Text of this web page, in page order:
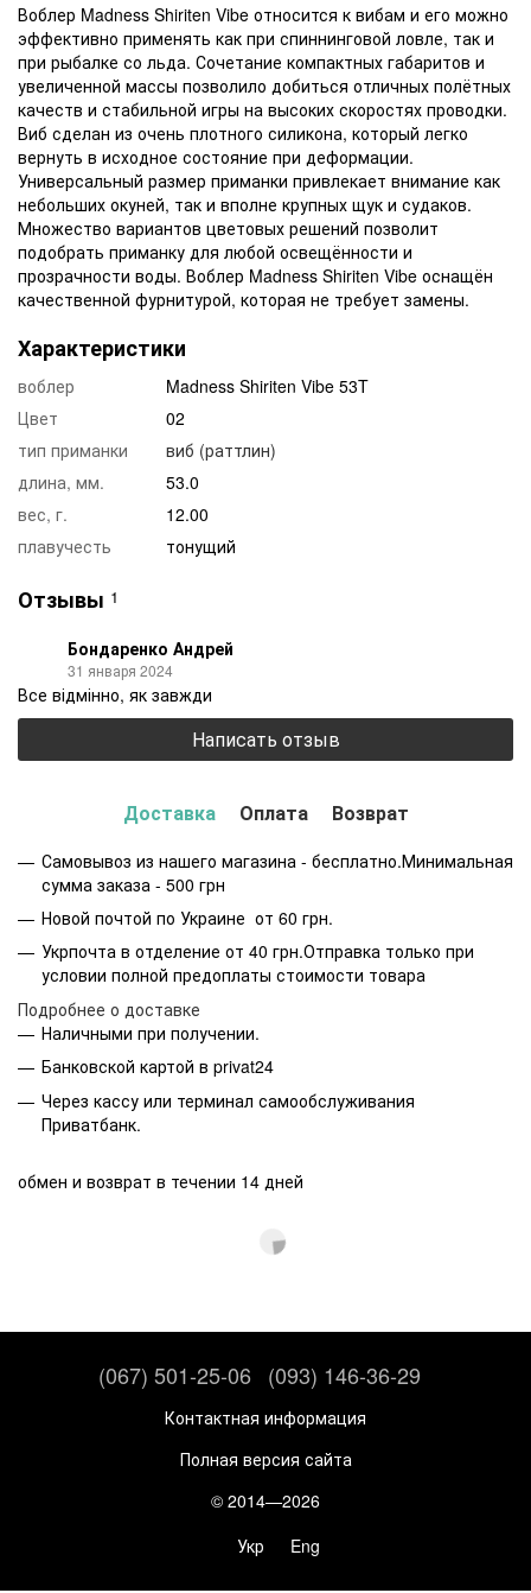
Воблер Madness Shiriten Vibe относится к вибам и его можно
эффективно применять как при спиннинговой ловле, так и
при рыбалке со льда. Сочетание компактных габаритов и
увеличенной массы позволило добиться отличных полётных
качеств и стабильной игры на высоких скоростях проводки.
Виб сделан из очень плотного силикона, который легко
вернуть в исходное состояние при деформации.
Универсальный размер приманки привлекает внимание как
небольших окуней, так и вполне крупных щук и судаков.
Множество вариантов цветовых решений позволит
подобрать приманку для любой освещённости и
прозрачности воды. Воблер Madness Shiriten Vibe оснащён
качественной фурнитурой, которая не требует замены.
Характеристики
воблер
Madness Shiriten Vibe 53T
Цвет
02
тип приманки
виб (раттлин)
длина, мм.
53.0
вес, г.
12.00
плавучесть
тонущий
Отзывы 1
Бондаренко Андрей
31 января 2024
Все відмінно, як завжди
Написать отзыв
Доставка Оплата Возврат
Самовывоз из нашего магазина - бесплатно.Минимальная
сумма заказа - 500 грн
Новой почтой по Украине от 60 грн.
Укрпочта в отделение от 40 грн.Отправка только при
условии полной предоплаты стоимости товара
Подробнее о доставке
Наличными при получении.
Банковской картой в privat24
Через кассу или терминал самообслуживания
Приватбанк.
обмен и возврат в течении 14 дней
(067) 501-25-06 (093) 146-36-29
Контактная информация
Полная версия сайта
© 2014—2026
Укр
Eng